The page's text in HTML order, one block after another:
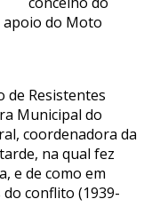
apoio do Moto
de Resistentes
Municipal do
coordenadora da
na qual fez
e de como em
conflito (1939-